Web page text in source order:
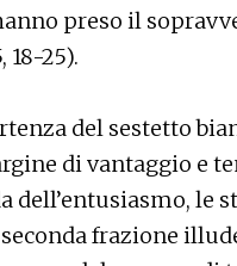
preso il
18-25).
del sestetto
di vantaggio e
dell’entusiasmo,
frazione